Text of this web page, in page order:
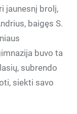
jaunesnį brolį,
baigęs S.
buvo ta
subrendo
siekti savo